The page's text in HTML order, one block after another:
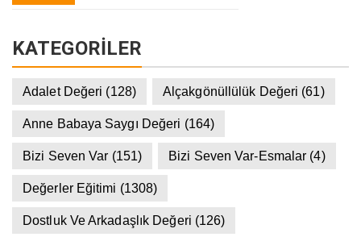
KATEGORILER
Adalet Değeri (128) Alçakgönüllülük Değeri (61)
Anne Babaya Saygı Değeri (164)
Bizi Seven Var (151) Bizi Seven Var-Esmalar (4)
Değerler Eğitimi (1308)
Dostluk Ve Arkadaşlık Değeri (126)